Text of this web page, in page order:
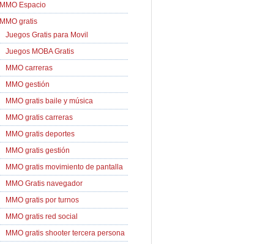
MMO Espacio
MMO gratis
Juegos Gratis para Movil
Juegos MOBA Gratis
MMO carreras
MMO gestión
MMO gratis baile y música
MMO gratis carreras
MMO gratis deportes
MMO gratis gestión
MMO gratis movimiento de pantalla
MMO Gratis navegador
MMO gratis por turnos
MMO gratis red social
MMO gratis shooter tercera persona